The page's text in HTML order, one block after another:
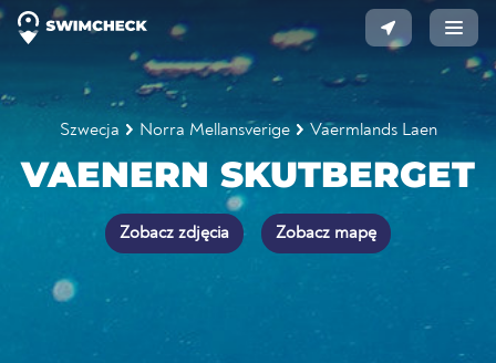
Szwecja Norra Mellansverige Vaermlands Laen
VAENERN SKUTBERGET
Zobacz zdjęcia Zobacz mapę